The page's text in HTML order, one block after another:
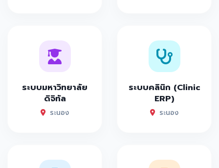
ระบบมหาวิทยาลัย
ดิจิทัล
ระนอง
ระบบคลินิก (Clinic
ERP)
ระนอง